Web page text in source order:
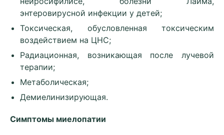
энтеровирусной инфекции у детей;
Токсическая, обусловленная токсическим
воздействием на ЦНС;
Радиационная, возникающая после лучевой
терапии;
Метаболическая;
Демиелинизирующая.
Симптомы миелопатии